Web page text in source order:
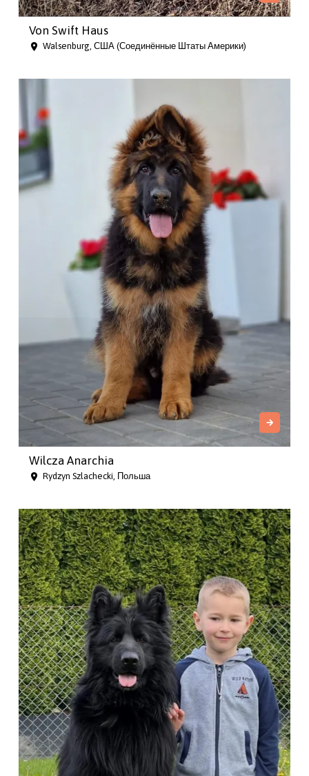
Von Swift Haus
Walsenburg, США (Соединённые Штаты Америки)
Wilcza Anarchia
Rydzyn Szlachecki, Польша